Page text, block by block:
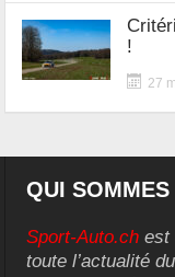
!
27
QUI
Sport-Auto.ch est
toute l’actualité